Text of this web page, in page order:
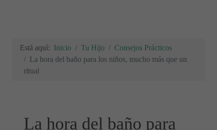
Está aquí: Inicio Tu Hijo
Consejos Prácticos
La hora del baño para los niños, mucho más que un
ritual
La hora del baño para